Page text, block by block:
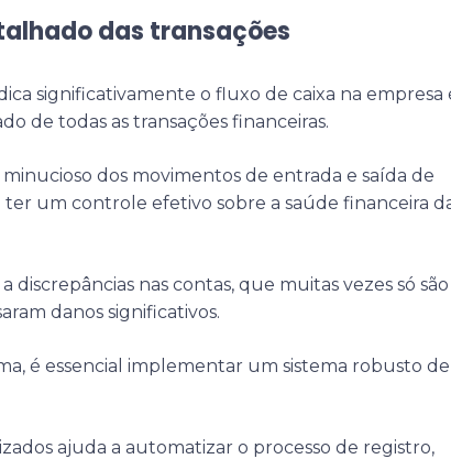
das transações
significativamente o fluxo de caixa na empresa
de todas as transações financeiras.
dos movimentos de entrada e saída de
ter um controle efetivo sobre a saúde financeira
discrepâncias nas contas, que muitas vezes só são
danos significativos.
é essencial implementar um sistema robusto de
ajuda a automatizar o processo de registro,